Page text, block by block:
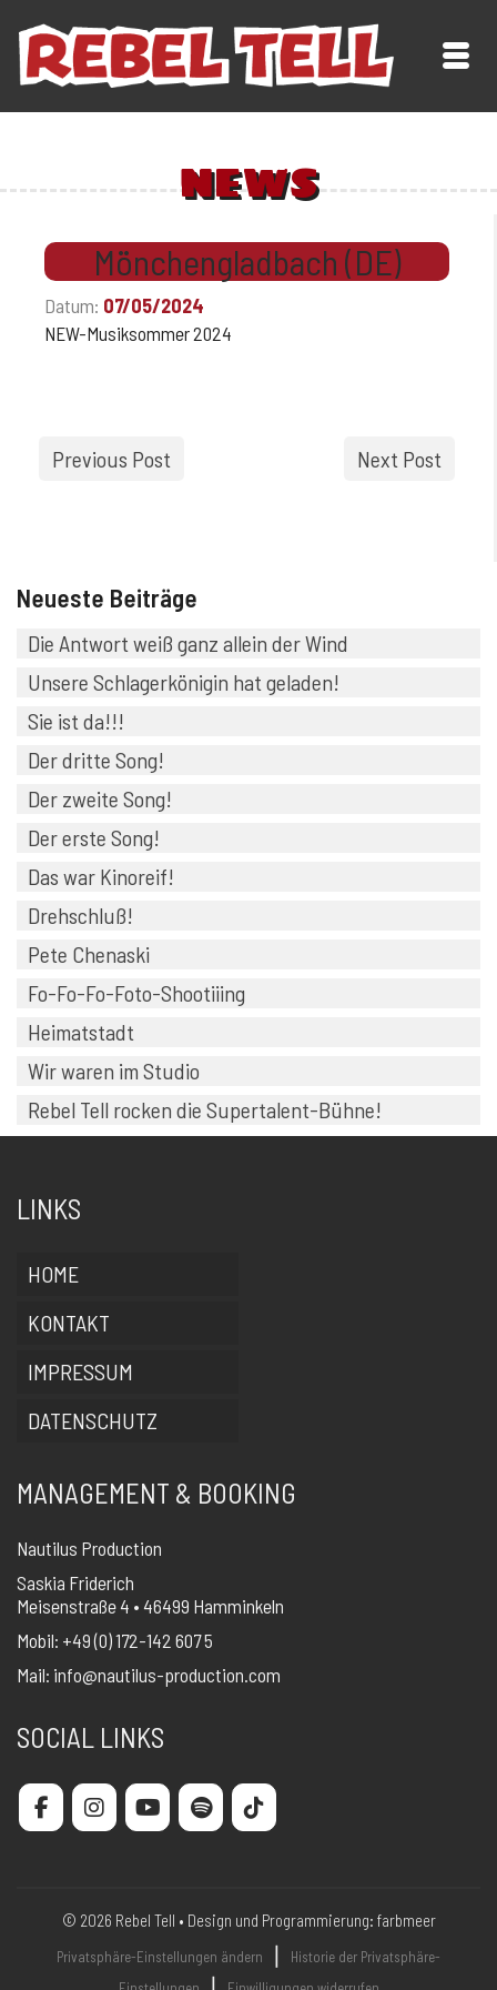
NEWS
Mönchengladbach (DE)
Datum: 07/05/2024
NEW-Musiksommer 2024
Previous Post Next Post
Neueste Beiträge
Die Antwort weiß ganz allein der Wind
Unsere Schlagerkönigin hat geladen!
Sie ist da!!!
Der dritte Song!
Der zweite Song!
Der erste Song!
Das war Kinoreif!
Drehschluß!
Pete Chenaski
Fo-Fo-Fo-Foto-Shootiiing
Heimatstadt
Wir waren im Studio
Rebel Tell rocken die Supertalent-Bühne!
LINKS
HOME
KONTAKT
IMPRESSUM
DATENSCHUTZ
MANAGEMENT & BOOKING
Nautilus Production
Saskia Friderich
Meisenstraße 4 • 46499 Hamminkeln
Mobil: +49 (0) 172-142 607 5
Mail: info@nautilus-production.com
SOCIAL LINKS
© 2026 Rebel Tell • Design und Programmierung: farbmeer
Privatsphäre-Einstellungen ändern ❘
Historie der Privatsphäre-
❘